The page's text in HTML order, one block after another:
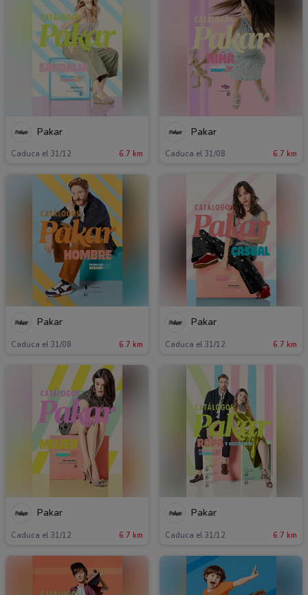
Pakar
Caduca el 31/12 6.7 km
Pakar
Caduca el 31/08 6.7 km
Pakar
Caduca el 31/08 6.7 km
Pakar
Caduca el 31/12 6.7 km
Pakar
Caduca el 31/12 6.7 km
Pakar
Caduca el 31/12 6.7 km